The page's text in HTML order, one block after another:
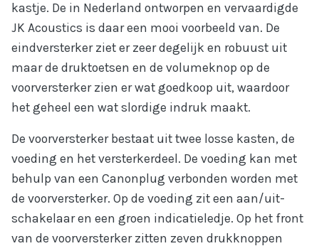
kastje. De in Nederland ontworpen en vervaardigde
JK Acoustics is daar een mooi voorbeeld van. De
eindversterker ziet er zeer degelijk en robuust uit
maar de druktoetsen en de volumeknop op de
voorversterker zien er wat goedkoop uit, waardoor
het geheel een wat slordige indruk maakt.
De voorversterker bestaat uit twee losse kasten, de
voeding en het versterkerdeel. De voeding kan met
behulp van een Canonplug verbonden worden met
de voorversterker. Op de voeding zit een aan/uit-
schakelaar en een groen indicatieledje. Op het front
van de voorversterker zitten zeven drukknoppen